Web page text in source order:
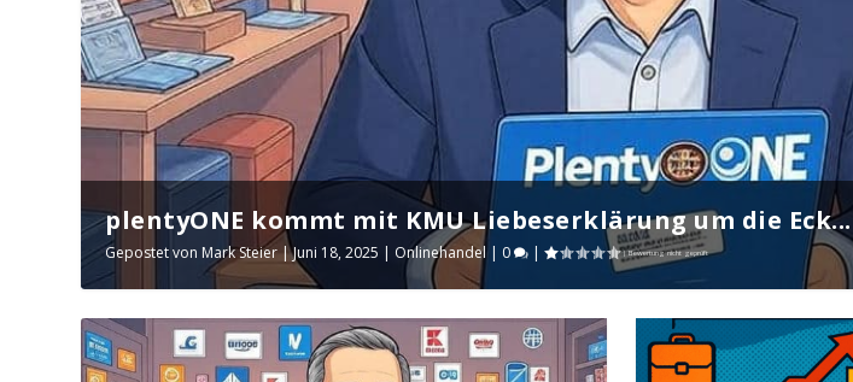
plentyONE kommt mit KMU Liebeserklärung um die Eck...
Gepostet von Mark Steier |Juni 18, 2025 | Onlinehandel | 0 |